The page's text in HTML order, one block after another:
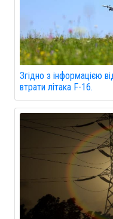
Згідно з інформацією
втрати літака F-16.